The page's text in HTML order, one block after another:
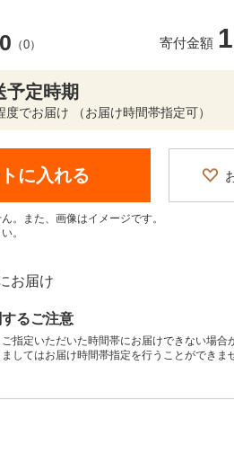
（0） 寄付金額
予定時期
でお届け （お届け時間帯指定可）
に入れる
。また、画像はイメージです。
。
お届け
るご注意
指定いただいた時間帯にお届けできない場合
してはお届け時間帯指定を行うことができま